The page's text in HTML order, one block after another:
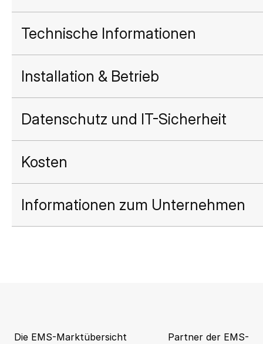
Technische Informationen
Installation & Betrieb
Datenschutz und IT-Sicherheit
Kosten
Informationen zum Unternehmen
Die EMS-Marktübersicht
Partner der EMS-